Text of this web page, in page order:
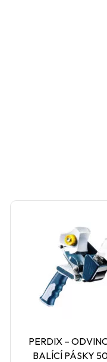
PERDIX –
BALÍCÍ PÁSKY